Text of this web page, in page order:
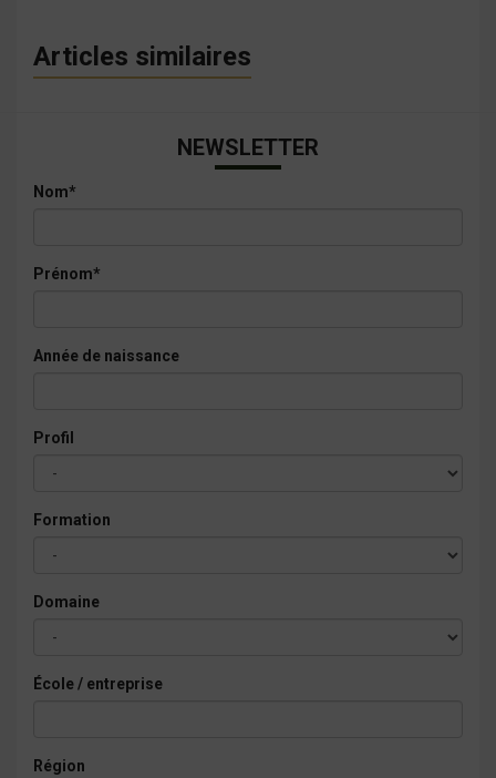
Articles similaires
NEWSLETTER
Nom*
Prénom*
Année de naissance
Profil
Formation
Domaine
École / entreprise
Région